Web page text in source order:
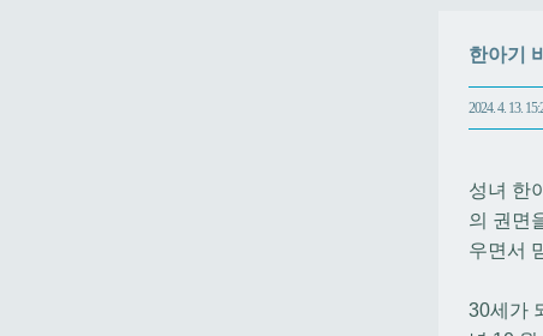
한아기
2024. 4. 13.
성녀 한
의 권면
우면서
30세가